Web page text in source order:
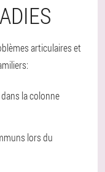
articulaires et
la colonne
lors du